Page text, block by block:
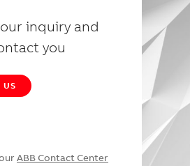
inquiry and
you
US
ABB Contact Center